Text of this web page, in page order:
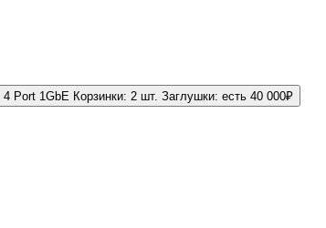
4 Port 1GbE Корзинки: 2 шт. Заглушки: есть 40 000₽